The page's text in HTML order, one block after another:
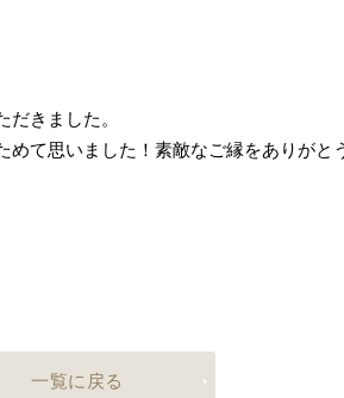
きました。
て思いました！素敵なご縁をありがと
一覧に戻る